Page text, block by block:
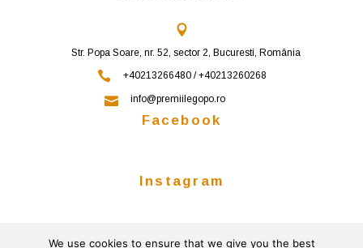
Str. Popa Soare, nr. 52, sector 2, Bucuresti, România
+40213266480 / +40213260268
info@premiilegopo.ro
Facebook
Instagram
We use cookies to ensure that we give you the best